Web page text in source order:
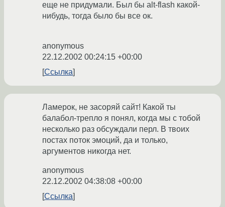
еще не придумали. Был бы alt-flash какой-
нибудь, тогда было бы все ок.
anonymous
22.12.2002 00:24:15 +00:00
Ссылка
Ламерок, не засоряй сайт! Какой ты
балабол-трепло я понял, когда мы с тобой
несколько раз обсуждали перл. В твоих
постах поток эмоций, да и только,
аргументов никогда нет.
anonymous
22.12.2002 04:38:08 +00:00
Ссылка